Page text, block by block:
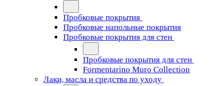
Пробковые покрытия
Пробковые напольные покрытия
Пробковые покрытия для стен
Пробковые покрытия для стен
Formentarino Muro Collection
Лаки, масла и средства по уходу